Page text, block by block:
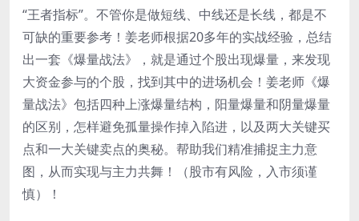
“王者指标”。不管你是做短线、中线还是长线，都是不
可缺的重要参考！姜老师根据20多年的实战经验，总结
出一套《爆量战法》，就是通过个股出现爆量，来发现
大资金参与的个股，找到其中的进场机会！姜老师《爆
量战法》包括四种上涨爆量结构，阳量爆量和阴量爆量
的区别，怎样避免孤量操作掉入陷进，以及两大关键买
点和一大关键卖点的奥秘。帮助我们精准捕捉主力意
图，从而实现与主力共舞！（股市有风险，入市须谨
慎）！